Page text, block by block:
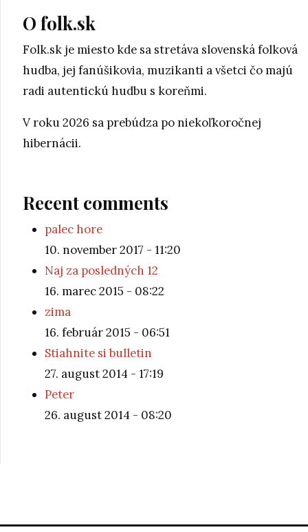
O folk.sk
Folk.sk je miesto kde sa stretáva slovenská folková
hudba, jej fanúšikovia, muzikanti a všetci čo majú
radi autentickú hudbu s koreňmi.
V roku 2026 sa prebúdza po niekoľkoročnej
hibernácii.
Recent comments
palec hore
10. november 2017 - 11:20
Naj za posledných 12
16. marec 2015 - 08:22
zima
16. február 2015 - 06:51
Stiahnite si bulletin
27. august 2014 - 17:19
Peter
26. august 2014 - 08:20